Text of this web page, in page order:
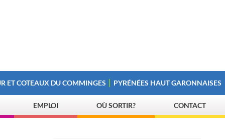
ET COTEAUX DU COMMINGES PYRÉNÉES HAUT GARONNAISES
EMPLOI OÙ SORTIR? CONTACT